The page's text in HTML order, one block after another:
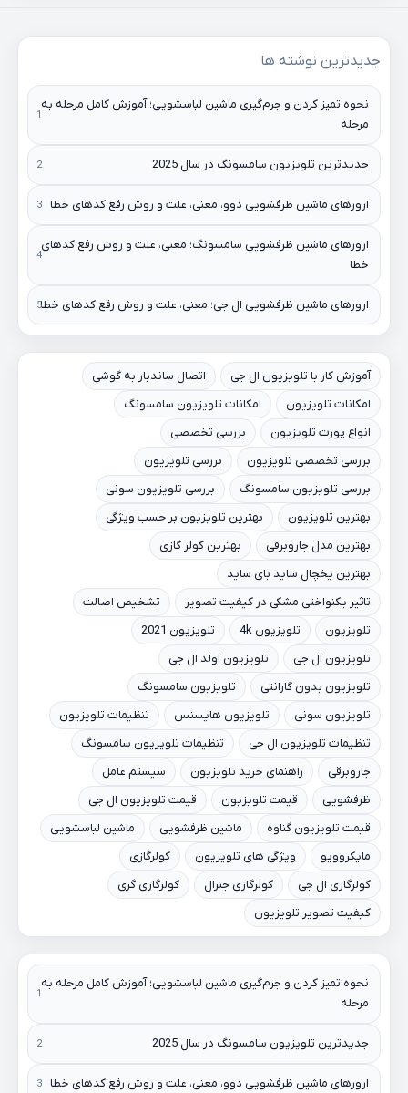
جدیدترین نوشته ها
نحوه تمیز کردن و جرم‌گیری ماشین لباسشویی؛ آموزش کامل مرحله به
مرحله
جدیدترین تلویزیون سامسونگ در سال 2025
ارورهای ماشین ظرفشویی دوو، معنی، علت و روش رفع کدهای خطا
ارورهای ماشین ظرفشویی سامسونگ؛ معنی، علت و روش رفع کدهای
خطا
ارورهای ماشین ظرفشویی ال جی؛ معنی، علت و روش رفع کدهای خطا
آموزش کار با تلویزیون ال جی
اتصال ساندبار به گوشی
امکانات تلویزیون
امکانات تلویزیون سامسونگ
انواع پورت تلویزیون
بررسی تخصصی
بررسی تخصصی تلویزیون
بررسی تلویزیون
بررسی تلویزیون سامسونگ
بررسی تلویزیون سونی
بهترین تلویزیون
بهترین تلویزیون بر حسب ویژگی
بهترین مدل جاروبرقی
بهترین کولر گازی
بهترین یخچال ساید بای ساید
تاثیر یکنواختی مشکی در کیفیت تصویر
تشخیص اصالت
تلویزیون
تلویزیون 4k
تلویزیون 2021
تلویزیون ال جی
تلویزیون اولد ال جی
تلویزیون بدون گارانتی
تلویزیون سامسونگ
تلویزیون سونی
تلویزیون هایسنس
تنظیمات تلویزیون
تنظیمات تلویزیون ال جی
تنظیمات تلویزیون سامسونگ
جاروبرقی
راهنمای خرید تلویزیون
سیستم عامل
ظرفشویی
قیمت تلویزیون
قیمت تلویزیون ال جی
قیمت تلویزیون گناوه
ماشین ظرفشویی
ماشین لباسشویی
مایکروویو
ویژگی های تلویزیون
کولرگازی
کولرگازی ال جی
کولرگازی جنرال
کولرگازی گری
کیفیت تصویر تلویزیون
نحوه تمیز کردن و جرم‌گیری ماشین لباسشویی؛ آموزش کامل مرحله به
مرحله
جدیدترین تلویزیون سامسونگ در سال 2025
ارورهای ماشین ظرفشویی دوو، معنی، علت و روش رفع کدهای خطا